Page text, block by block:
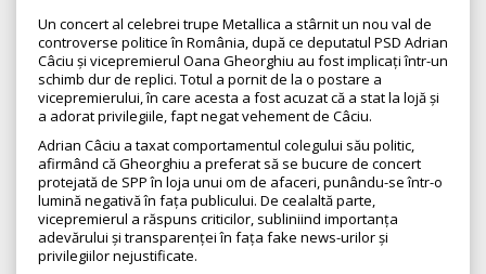
Un concert al celebrei trupe Metallica a stârnit un nou val de
controverse politice în România, după ce deputatul PSD Adrian
Câciu și vicepremierul Oana Gheorghiu au fost implicați într-un
schimb dur de replici. Totul a pornit de la o postare a
vicepremierului, în care acesta a fost acuzat că a stat la lojă și
a adorat privilegiile, fapt negat vehement de Câciu.
Adrian Câciu a taxat comportamentul colegului său politic,
afirmând că Gheorghiu a preferat să se bucure de concert
protejată de SPP în loja unui om de afaceri, punându-se într-o
lumină negativă în fața publicului. De cealaltă parte,
vicepremierul a răspuns criticilor, subliniind importanța
adevărului și transparenței în fața fake news-urilor și
privilegiilor nejustificate.